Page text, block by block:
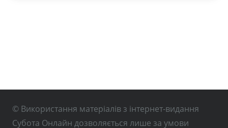
© Використання матеріалів з інтернет-видання
Субота Онлайн дозволяється лише за умови